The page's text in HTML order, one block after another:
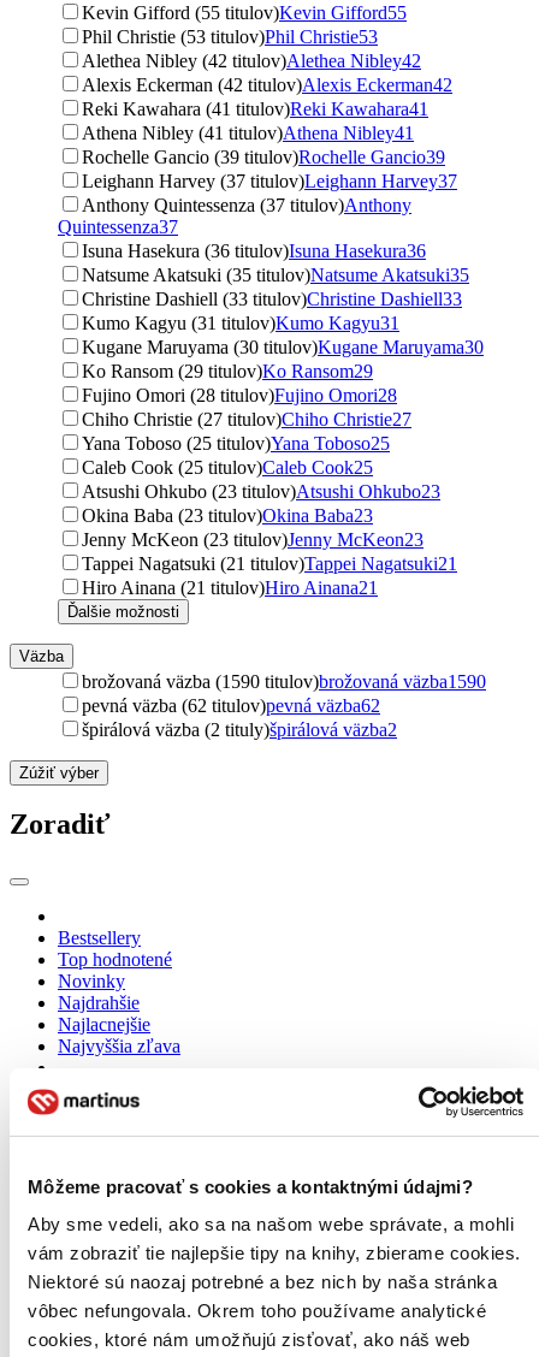
Môžeme pracovať s cookies a kontaktnými údajmi?
Aby sme vedeli, ako sa na našom webe správate, a mohli
vám zobraziť tie najlepšie tipy na knihy, zbierame cookies.
Niektoré sú naozaj potrebné a bez nich by naša stránka
vôbec nefungovala. Okrem toho používame analytické
cookies, ktoré nám umožňujú zisťovať, ako náš web
Kevin Gifford (55 titulov)Kevin Gifford55
Phil Christie (53 titulov)Phil Christie53
Alethea Nibley (42 titulov)Alethea Nibley42
Alexis Eckerman (42 titulov)Alexis Eckerman42
Reki Kawahara (41 titulov)Reki Kawahara41
Athena Nibley (41 titulov)Athena Nibley41
Rochelle Gancio (39 titulov)Rochelle Gancio39
Leighann Harvey (37 titulov)Leighann Harvey37
Anthony Quintessenza (37 titulov)Anthony
Quintessenza37
Isuna Hasekura (36 titulov)Isuna Hasekura36
Natsume Akatsuki (35 titulov)Natsume Akatsuki35
Christine Dashiell (33 titulov)Christine Dashiell33
Kumo Kagyu (31 titulov)Kumo Kagyu31
Kugane Maruyama (30 titulov)Kugane Maruyama30
Ko Ransom (29 titulov)Ko Ransom29
Fujino Omori (28 titulov)Fujino Omori28
Chiho Christie (27 titulov)Chiho Christie27
Yana Toboso (25 titulov)Yana Toboso25
Caleb Cook (25 titulov)Caleb Cook25
Atsushi Ohkubo (23 titulov)Atsushi Ohkubo23
Okina Baba (23 titulov)Okina Baba23
Jenny McKeon (23 titulov)Jenny McKeon23
Tappei Nagatsuki (21 titulov)Tappei Nagatsuki21
Hiro Ainana (21 titulov)Hiro Ainana21
Ďalšie možnosti
Väzba
brožovaná väzba (1590 titulov)brožovaná väzba1590
pevná väzba (62 titulov)pevná väzba62
špirálová väzba (2 tituly)špirálová väzba2
Zúžiť výber
Zoradiť
Bestsellery
Top hodnotené
Novinky
Najdrahšie
Najlacnejšie
Najvyššia zľava